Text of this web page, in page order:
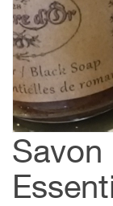
Savon